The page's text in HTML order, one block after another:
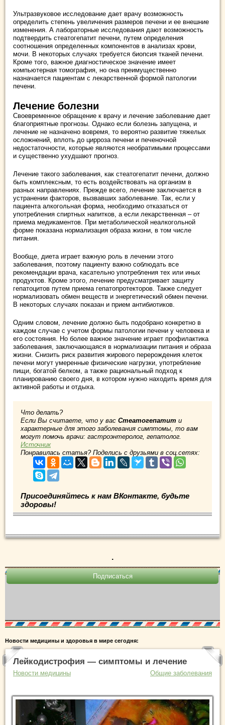
Ультразвуковое исследование дает врачу возможность
определить степень увеличения размеров печени и ее внешние
изменения. А лабораторные исследования дают возможность
подтвердить стеатогепатит печени, путем определения
соотношения определенных компонентов в анализах крови,
мочи. В некоторых случаях требуется биопсия тканей печени.
Кроме того, важное диагностическое значение имеет
компьютерная томография, но она преимущественно
назначается пациентам с лекарственной формой патологии
печени.
Лечение болезни
Своевременное обращение к врачу и лечение заболевание дает
благоприятные прогнозы. Однако если болезнь запущена, и
лечение не назначено вовремя, то вероятно развитие тяжелых
осложнений, вплоть до цирроза печени и печеночной
недостаточности, которые являются необратимыми процессами
и существенно ухудшают прогноз.
Лечение такого заболевания, как стеатогепатит печени, должно
быть комплексным, то есть воздействовать на организм в
разных направлениях. Прежде всего, лечение заключается в
устранении факторов, вызвавших заболевание. Так, если у
пациента алкогольная форма, необходимо отказаться от
употребления спиртных напитков, а если лекарственная – от
приема медикаментов. При метаболической неалкогольной
форме показана нормализация образа жизни, в том числе
питания.
Вообще, диета играет важную роль в лечении этого
заболевания, поэтому пациенту важно соблюдать все
рекомендации врача, касательно употребления тех или иных
продуктов. Кроме этого, лечение предусматривает защиту
гепатоцитов путем приема гепатопротекторов. Также следует
нормализовать обмен веществ и энергетический обмен печени.
В некоторых случаях показан и прием антибиотиков.
Одним словом, лечение должно быть подобрано конкретно в
каждом случае с учетом формы патологии печени у человека и
его состояния. Но более важное значение играет профилактика
заболевания, заключающаяся в нормализации питания и образа
жизни. Снизить риск развития жирового перерождения клеток
печени могут умеренные физические нагрузки, употребление
пищи, богатой белком, а также рациональный подход к
планированию своего дня, в котором нужно находить время для
активной работы и отдыха.
Что делать?
Если Вы считаете, что у вас Стеатогепатит и
характерные для этого заболевания симптомы, то вам
могут помочь врачи: гастроэнтеролог, гепатолог.
Источник
Понравилась статья? Поделись с друзьями в соц.сетях:
Присоединяйтесь к нам ВКонтакте, будьте
здоровы!
.
Новости медицины и здоровья в мире сегодня:
Лейкодистрофия — симптомы и лечение
Новости медицины Общие заболевания